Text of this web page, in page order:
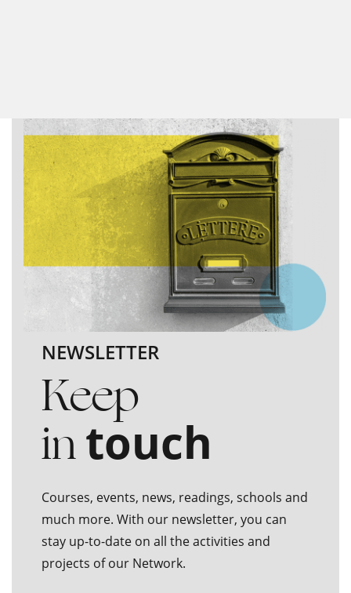
NEWSLETTER
Keep
intouch
Courses, events, news, readings, schools and
much more. With our newsletter, you can
stay up-to-date on all the activities and
projects of our Network.